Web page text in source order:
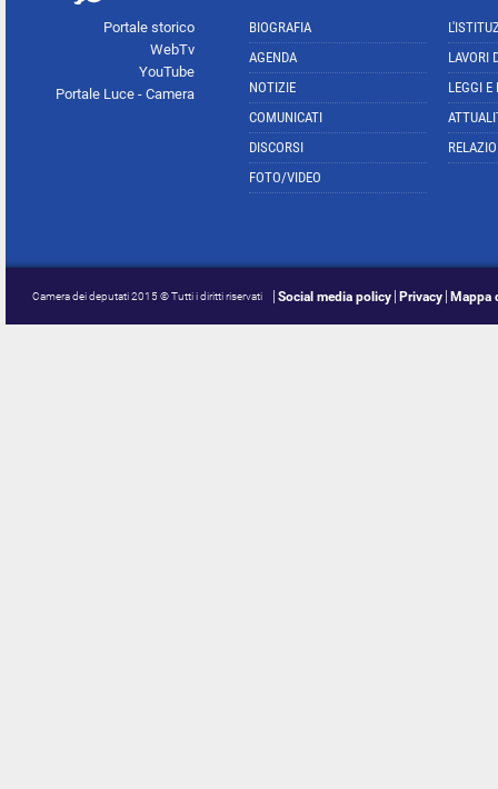
Portale storico
WebTv
YouTube
Portale Luce - Camera
BIOGRAFIA
AGENDA
NOTIZIE
COMUNICATI
DISCORSI
FOTO/VIDEO
LAVORI
LEGGI E
Camera dei deputati 2015 © Tutti i diritti riservati Social media policy Privacy Mappa